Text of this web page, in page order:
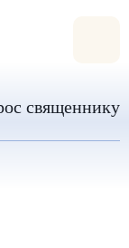
священнику